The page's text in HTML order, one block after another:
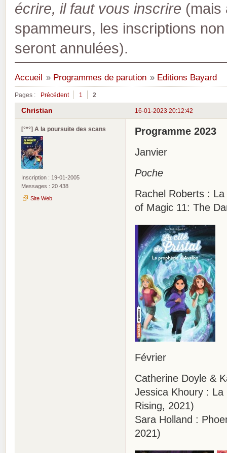
écrire, il faut vous inscrire (mais
spammeurs, les inscriptions
seront annulées).
Accueil » Programmes de parution » Editions Bayard
Pages : Précédent 1 2
16-01-2023 20:12:42
Christian
[°*°] A la poursuite des scans
Inscription : 19-01-2005
Messages : 20 438
Site Web
Programme 2023
Janvier
Poche
Rachel Roberts :
of Magic 11: The
Février
Catherine Doyle &
Jessica Khoury :
Rising, 2021)
Sara Holland :
2021)